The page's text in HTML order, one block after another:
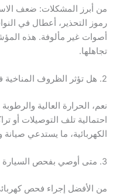
من أبرز المشكلات: ضعف
رموز التحذير، أعطال في
أصوات غير مألوفة. هذه
تجاهلها.
2. هل تؤثر الظروف المناخية في الرياض على كهرباء مرسيدس؟
نعم، الحرارة العالية
احتمالية تلف التوصيلات أو
الكهربائية، ما يستدعي
3. متى أوصي بفحص السيارة حتى لو لم تظهر أعطال واضحة؟